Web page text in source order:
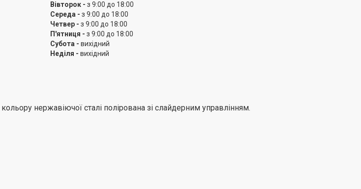
Вівторок - з 9:00 до 18:00
Середа - з 9:00 до 18:00
Четвер - з 9:00 до 18:00
П'ятниця - з 9:00 до 18:00
Субота - вихідний
Неділя - вихідний
кольору нержавіючої сталі полірована зі слайдерним управлінням.